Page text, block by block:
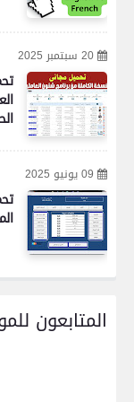
20 سبتمبر 2025
09 يونيو 2025
المتابعون